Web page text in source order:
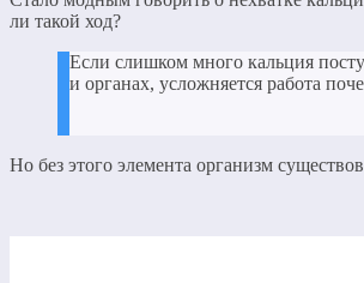
ли такой ход?
Если слишком много кальция
и органах, усложняется работа
Но без этого элемента организм